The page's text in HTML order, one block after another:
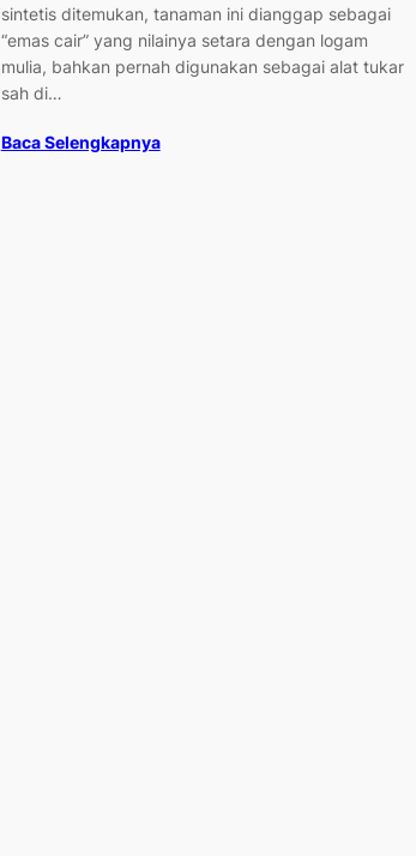
sintetis ditemukan, tanaman ini dianggap sebagai
“emas cair” yang nilainya setara dengan logam
mulia, bahkan pernah digunakan sebagai alat tukar
sah di…
Baca Selengkapnya